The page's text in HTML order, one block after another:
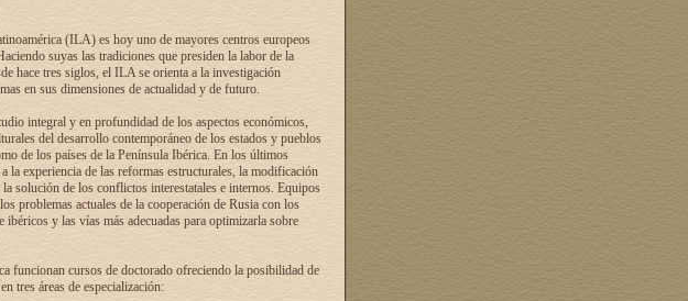
(ILA) es hoy uno de mayores centros europeos
suyas las tradiciones que presiden la labor de la
hace tres siglos, el ILA se orienta a la investigación
en sus dimensiones de actualidad y de futuro.
integral y en profundidad de los aspectos económicos,
del desarrollo contemporáneo de los estados y pueblos
de los países de la Península Ibérica. En los últimos
la experiencia de las reformas estructurales, la modificación
solución de los conflictos interestatales e internos. Equipos
problemas actuales de la cooperación de Rusia con los
ibéricos y las vías más adecuadas para optimizarla sobre
funcionan cursos de doctorado ofreciendo la posibilidad de
tres áreas de especialización: